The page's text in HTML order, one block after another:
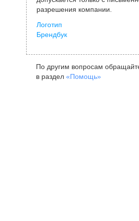
разрешения компании.
Логотип
Брендбук
По другим вопросам
в раздел «Помощь»